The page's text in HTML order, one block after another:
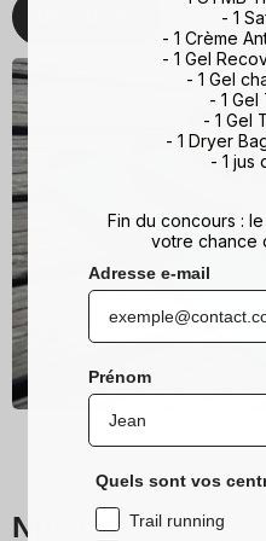
Nos chaussettes
- 1
- 1 Crème
- 1 Gel
- 1 Gel
- 1
- 1 Gel
- 1 Dryer
- 1 jus
Fin du concours :
votre chance
Adresse e-mail
Prénom
Quels sont vos
Trail running